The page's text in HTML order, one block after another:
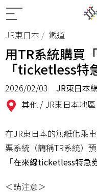
JR東日本 鐵道
用TR系統購買
「ticketless特
2026/02/03
JR東日本
其他 / JR東日本地區
在JR東日本的無紙化乘
票系統（簡稱TR系統）
「在來線ticketless特急
＜請注意＞